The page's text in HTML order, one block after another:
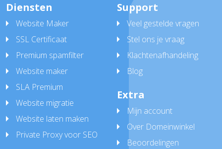
Diensten
Website Maker
SSL Certificaat
Premium spamfilter
Website maker
SLA Premium
Website migratie
Website laten maken
Private Proxy voor SEO
Support
Veel gestelde vragen
Stel ons je vraag
Klachtenafhandeling
Blog
Extra
Mijn account
Over Domeinwinkel
Beoordelingen